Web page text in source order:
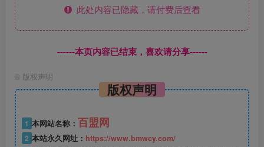
此处内容已隐藏，请付费后查看
------本页内容已结束，喜欢请分享------
© 版权声明
版权声明
1 本网站名称： 百盟网
2 本站永久网址： https://www.bmwcy.com/